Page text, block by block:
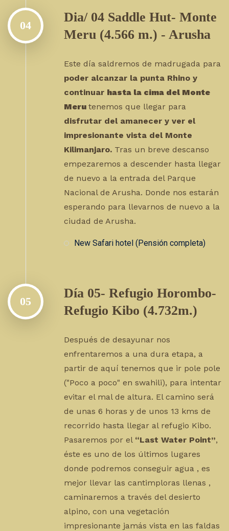
04
Dia/ 04 Saddle Hut- Monte
Meru (4.566 m.) - Arusha
Este día saldremos de madrugada para
poder alcanzar la punta Rhino y
continuar hasta la cima del Monte
Meru tenemos que llegar para
disfrutar del amanecer y ver el
impresionante vista del Monte
Kilimanjaro. Tras un breve descanso
empezaremos a descender hasta llegar
de nuevo a la entrada del Parque
Nacional de Arusha. Donde nos estarán
esperando para llevarnos de nuevo a la
ciudad de Arusha.
New Safari hotel (Pensión completa)
05
Día 05- Refugio Horombo-
Refugio Kibo (4.732m.)
Después de desayunar nos
enfrentaremos a una dura etapa, a
partir de aquí tenemos que ir pole pole
("Poco a poco" en swahili), para intentar
evitar el mal de altura. El camino será
de unas 6 horas y de unos 13 kms de
recorrido hasta llegar al refugio Kibo.
Pasaremos por el “Last Water Point”,
éste es uno de los últimos lugares
donde podremos conseguir agua , es
mejor llevar las cantimploras llenas ,
caminaremos a través del desierto
alpino, con una vegetación
impresionante jamás vista en las faldas